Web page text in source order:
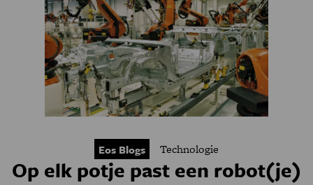
Eos Blogs Technologie
Op elk potje past een robot(je)